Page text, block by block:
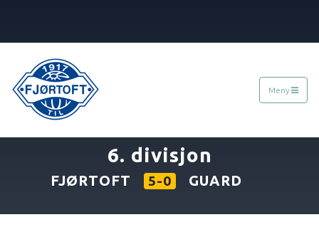
Meny
6. divisjon
FJØRTOFT 5-0 GUARD